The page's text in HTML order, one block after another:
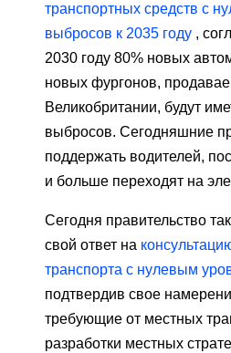
транспортных средств с
выбросов к 2035 году ,
2030 году 80% новых
новых фургонов,
Великобритании, будут
выбросов. Сегодняшние
поддержать водителей,
и больше переходят на
Сегодня правительство
свой ответ на
транспорта с нулевым
подтвердив свое
требующие от местных
разработки местных